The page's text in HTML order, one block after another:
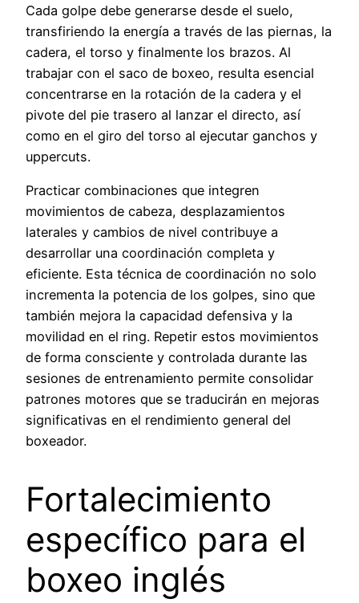
Cada golpe debe generarse desde el suelo,
transfiriendo la energía a través de las piernas, la
cadera, el torso y finalmente los brazos. Al
trabajar con el saco de boxeo, resulta esencial
concentrarse en la rotación de la cadera y el
pivote del pie trasero al lanzar el directo, así
como en el giro del torso al ejecutar ganchos y
uppercuts.
Practicar combinaciones que integren
movimientos de cabeza, desplazamientos
laterales y cambios de nivel contribuye a
desarrollar una coordinación completa y
eficiente. Esta técnica de coordinación no solo
incrementa la potencia de los golpes, sino que
también mejora la capacidad defensiva y la
movilidad en el ring. Repetir estos movimientos
de forma consciente y controlada durante las
sesiones de entrenamiento permite consolidar
patrones motores que se traducirán en mejoras
significativas en el rendimiento general del
boxeador.
Fortalecimiento
específico para el
boxeo inglés